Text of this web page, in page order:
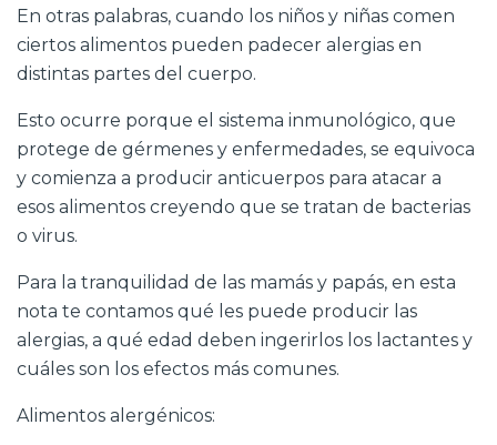
En otras palabras, cuando los niños y niñas comen
ciertos alimentos pueden padecer alergias en
distintas partes del cuerpo.
Esto ocurre porque el sistema inmunológico, que
protege de gérmenes y enfermedades, se equivoca
y comienza a producir anticuerpos para atacar a
esos alimentos creyendo que se tratan de bacterias
o virus.
Para la tranquilidad de las mamás y papás, en esta
nota te contamos qué les puede producir las
alergias, a qué edad deben ingerirlos los lactantes y
cuáles son los efectos más comunes.
Alimentos alergénicos: